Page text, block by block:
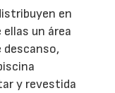
en
un área
descanso,
y revestida